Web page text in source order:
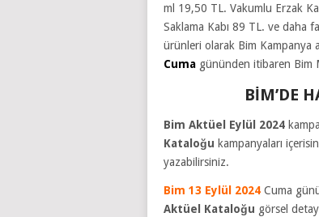
ml 19,50 TL. Vakumlu Erzak
Saklama Kabı 89 TL. ve daha
ürünleri olarak Bim Kampanya
Cuma gününden itibaren Bim
BİM’DE
Bim Aktüel Eylül 2024
Kataloğu kampanyaları
yazabilirsiniz.
Bim 13 Eylül 2024 Cuma
Aktüel Kataloğu görsel